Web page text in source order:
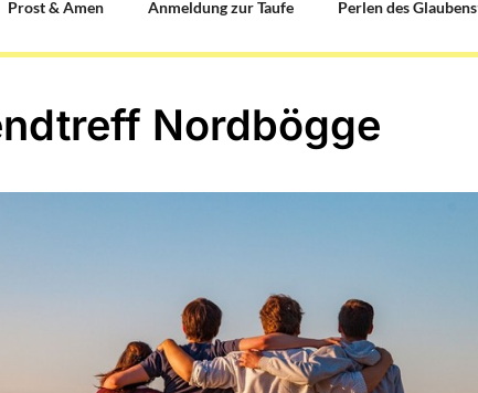
Prost & Amen Anmeldung zur Taufe Perlen des Glaubens
Nordbögge